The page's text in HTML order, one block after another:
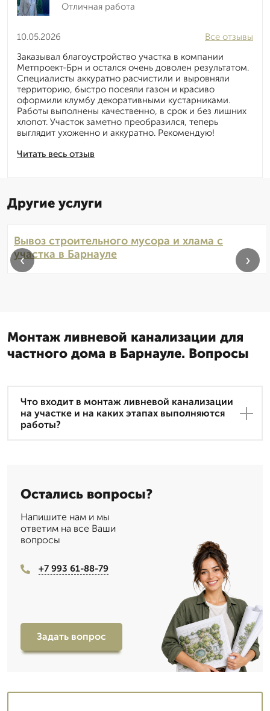
Отличная работа
10.05.2026
Читать весь отзыв
Все отзывы
Заказывал благоустройство участка в компании
Метпроект-Брн и остался очень доволен результатом.
Специалисты аккуратно расчистили и выровняли
территорию, быстро посеяли газон и красиво
оформили клумбу декоративными кустарниками.
Работы выполнены качественно, в срок и без лишних
хлопот. Участок заметно преобразился, теперь
выглядит ухоженно и аккуратно. Рекомендую!
Другие услуги
Вывоз строительного мусора и хлама с
участка в Барнауле
‹ ›
Монтаж ливневой канализации для
частного дома в Барнауле. Вопросы
Что входит в монтаж ливневой канализации
на участке и на каких этапах выполняются
работы?
Остались вопросы?
Напишите нам и мы
ответим на все Ваши
вопросы
+7 993 61-88-79
Задать вопрос